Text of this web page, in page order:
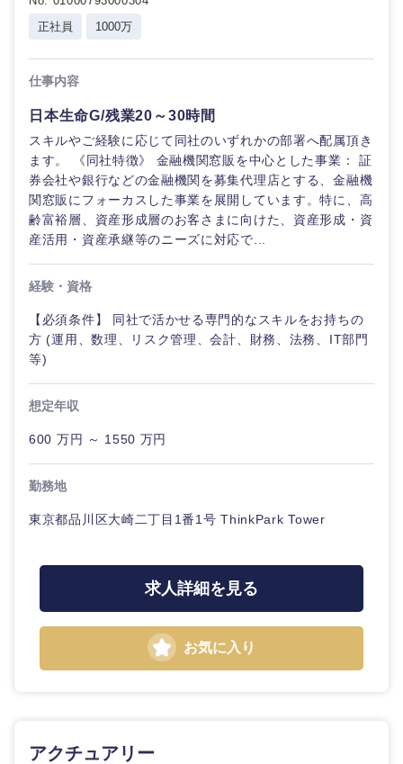
海外
正社員
1000万
仕事内容
日本生命G/残業20～30時間
スキルやご経験に応じて同社のいずれかの部署へ配属頂き
ます。 《同社特徴》 金融機関窓販を中心とした事業： 証
券会社や銀行などの金融機関を募集代理店とする、金融機
関窓販にフォーカスした事業を展開しています。特に、高
齢富裕層、資産形成層のお客さまに向けた、資産形成・資
産活用・資産承継等のニーズに対応で...
経験・資格
【必須条件】 同社で活かせる専門的なスキルをお持ちの
方 (運用、数理、リスク管理、会計、財務、法務、IT部門
等)
想定年収
600 万円 ～ 1550 万円
勤務地
東京都品川区大崎二丁目1番1号 ThinkPark Tower
求人詳細を見る
お気に入り
アクチュアリー